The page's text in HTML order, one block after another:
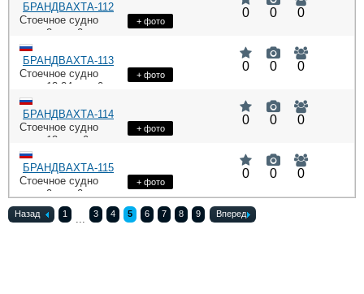
БРАНДВАХТА-112
Стоечное судно
: 2, : 0
+ фото
0 0 0
БРАНДВАХТА-113
Стоечное судно
: 13,24, : 0
+ фото
0 0 0
БРАНДВАХТА-114
Стоечное судно
: 13, : 0
+ фото
0 0 0
БРАНДВАХТА-115
Стоечное судно
: 9, : 0
+ фото
0 0 0
Назад 1 ... 3 4 5 6 7 8 9 Вперед